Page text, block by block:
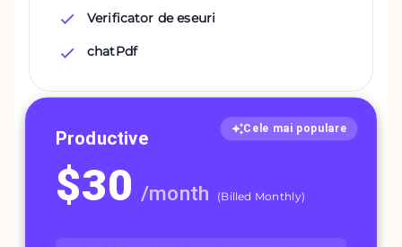
Verificator de eseuri
chatPdf
Cele mai populare
Productive
$30 /month (Billed Monthly)